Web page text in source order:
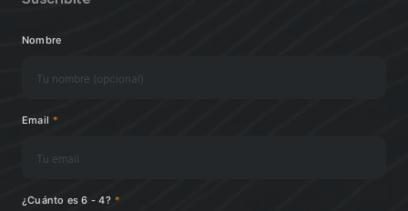
Nombre
Email *
¿Cuánto es 6 - 4? *